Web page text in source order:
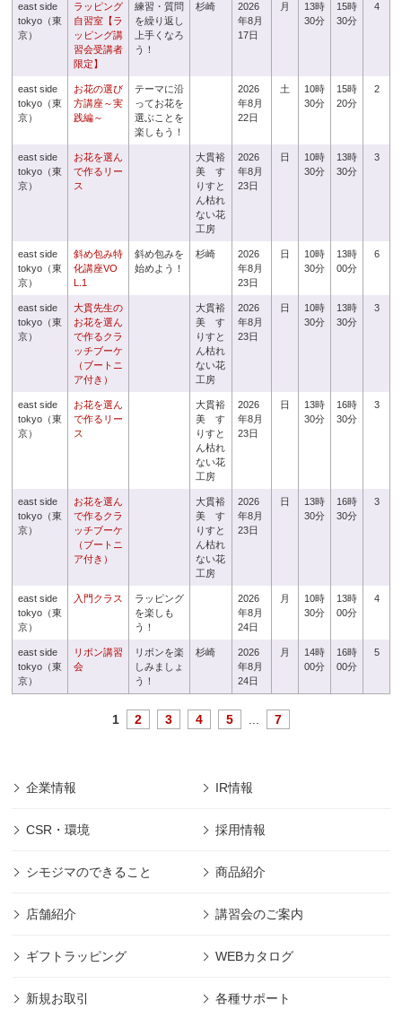
east side
tokyo（東
京）
ラッピング
自習室【ラ
ッピング講
習会受講者
限定】
練習・質問
を繰り返し
上手くなろ
う！
杉崎
2026
年8月
17日
月
13時
30分
15時
30分
4
east side
tokyo（東
京）
お花の選び
方講座～実
践編～
テーマに沿
ってお花を
選ぶことを
楽しもう！
2026
年8月
22日
土
10時
30分
15時
20分
2
east side
tokyo（東
京）
お花を選ん
で作るリー
ス
大貫裕
美 す
りすと
ん枯れ
ない花
工房
2026
年8月
23日
日
10時
30分
13時
30分
3
east side
tokyo（東
京）
斜め包み特
化講座VO
L.1
斜め包みを
始めよう！
杉崎
2026
年8月
23日
日
10時
30分
13時
00分
6
east side
tokyo（東
京）
大貫先生の
お花を選ん
で作るクラ
ッチブーケ
（ブートニ
ア付き）
大貫裕
美 す
りすと
ん枯れ
ない花
工房
2026
年8月
23日
日
10時
30分
13時
30分
3
east side
tokyo（東
京）
お花を選ん
で作るリー
ス
大貫裕
美 す
りすと
ん枯れ
ない花
工房
2026
年8月
23日
日
13時
30分
16時
30分
3
east side
tokyo（東
京）
お花を選ん
で作るクラ
ッチブーケ
（ブートニ
ア付き）
大貫裕
美 す
りすと
ん枯れ
ない花
工房
2026
年8月
23日
日
13時
30分
16時
30分
3
east side
tokyo（東
京）
入門クラス
ラッピング
を楽しも
う！
2026
年8月
24日
月
10時
30分
13時
00分
4
east side
tokyo（東
京）
リボン講習
会
リボンを楽
しみましょ
う！
杉崎
2026
年8月
24日
月
14時
00分
16時
00分
5
1 2 3 4 5 7
企業情報 IR情報
CSR・環境 採用情報
シモジマのできること 商品紹介
店舗紹介 講習会のご案内
ギフトラッピング WEBカタログ
新規お取引 各種サポート